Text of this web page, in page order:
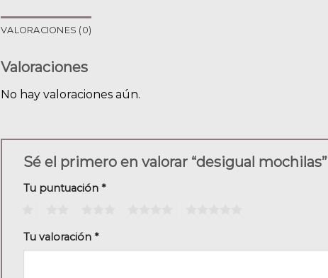
VALORACIONES (0)
Valoraciones
No hay valoraciones aún.
Sé el primero en valorar “desigual mochilas”
Tu puntuación *
Tu valoración *